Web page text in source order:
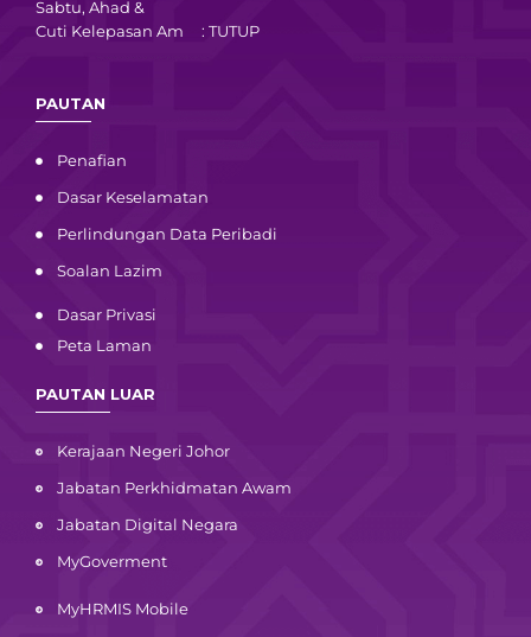
Sabtu, Ahad &
Cuti Kelepasan Am : TUTUP
PAUTAN
Penafian
Dasar Keselamatan
Perlindungan Data Peribadi
Soalan Lazim
Dasar Privasi
Peta Laman
PAUTAN LUAR
Kerajaan Negeri Johor
Jabatan Perkhidmatan Awam
Jabatan Digital Negara
MyGoverment
MyHRMIS Mobile